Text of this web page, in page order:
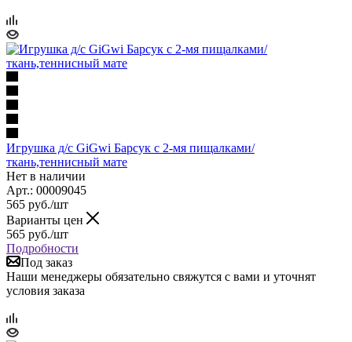
Игрушка д/с GiGwi Барсук с 2-мя пищалками/
ткань,теннисный мате
Нет в наличии
Арт.: 00009045
565 руб./шт
Варианты цен
565 руб./шт
Подробности
Под заказ
Наши менеджеры обязательно свяжутся с вами и уточнят
условия заказа